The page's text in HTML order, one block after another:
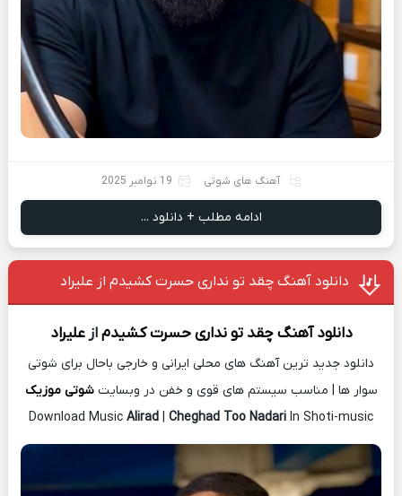
آهنگ های شوتی 19 نوامبر 2025
ادامه مطلب + دانلود ...
دانلود آهنگ چقد تو نداری حسرت کشیدم از علیراد
دانلود آهنگ چقد تو نداری حسرت کشیدمازعلیراد
دانلود جدید ترین آهنگ های محلی ایرانی و خارجی باحال برای شوتی
سوار ها | مناسب سیستم های قوی و خفن در وبسایتشوتی موزیک
Download Music Alirad Cheghad Too Nadari In Shoti-music